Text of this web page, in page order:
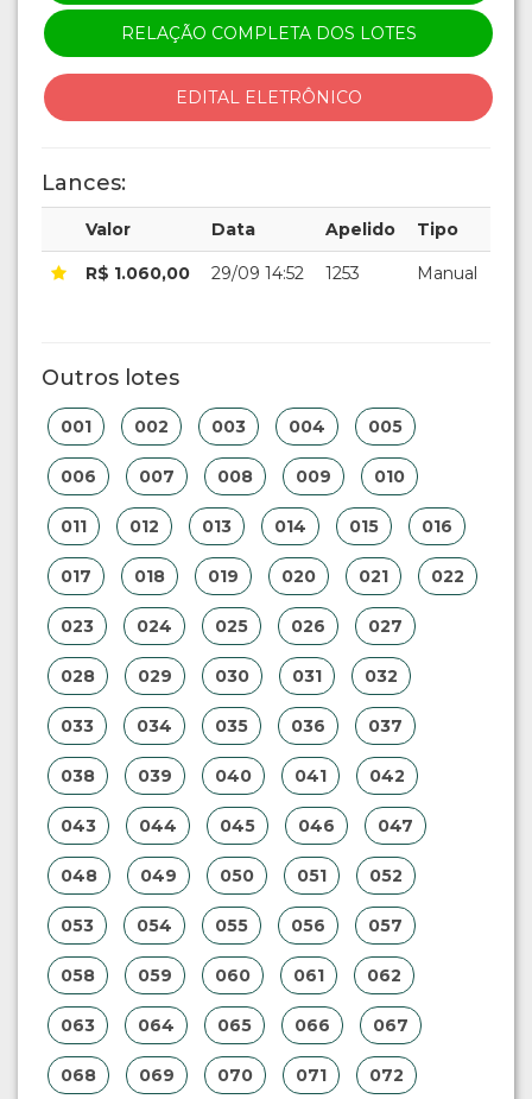
RELAÇÃO COMPLETA DOS LOTES
EDITAL ELETRÔNICO
Lances:
Valor Data Apelido Tipo
R$ 1.060,00 29/09 14:52 1253 Manual
Outros lotes
001 002 003 004 005
006 007 008 009 010
011 012 013 014 015 016
017 018 019 020 021 022
023 024 025 026 027
028 029 030 031 032
033 034 035 036 037
038 039 040 041 042
043 044 045 046 047
048 049 050 051 052
053 054 055 056 057
058 059 060 061 062
063 064 065 066 067
068 069 070 071 072